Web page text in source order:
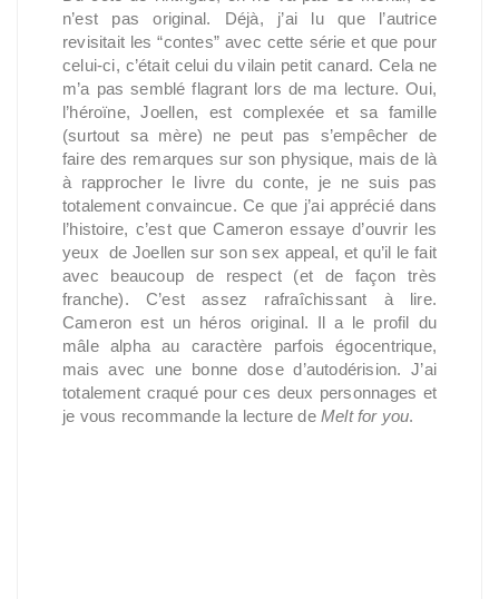
n’est pas original. Déjà, j’ai lu que l’autrice
revisitait les “contes” avec cette série et que pour
celui-ci, c’était celui du vilain petit canard. Cela ne
m’a pas semblé flagrant lors de ma lecture. Oui,
l’héroïne, Joellen, est complexée et sa famille
(surtout sa mère) ne peut pas s’empêcher de
faire des remarques sur son physique, mais de là
à rapprocher le livre du conte, je ne suis pas
totalement convaincue. Ce que j’ai apprécié dans
l’histoire, c’est que Cameron essaye d’ouvrir les
yeux de Joellen sur son sex appeal, et qu’il le fait
avec beaucoup de respect (et de façon très
franche). C’est assez rafraîchissant à lire.
Cameron est un héros original. Il a le profil du
mâle alpha au caractère parfois égocentrique,
mais avec une bonne dose d’autodérision. J’ai
totalement craqué pour ces deux personnages et
je vous recommande la lecture de Melt for you.